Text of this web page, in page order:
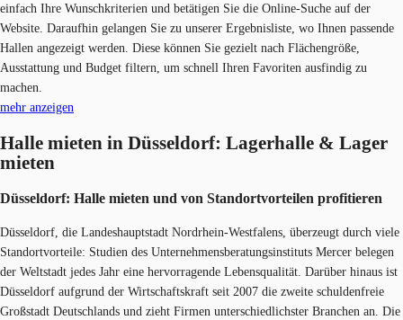
einfach Ihre Wunschkriterien und betätigen Sie die Online-Suche auf der
Website. Daraufhin gelangen Sie zu unserer Ergebnisliste, wo Ihnen passende
Hallen angezeigt werden. Diese können Sie gezielt nach Flächengröße,
Ausstattung und Budget filtern, um schnell Ihren Favoriten ausfindig zu
machen.
mehr anzeigen
Halle mieten in Düsseldorf: Lagerhalle & Lager
mieten
Düsseldorf: Halle mieten und von Standortvorteilen profitieren
Düsseldorf, die Landeshauptstadt Nordrhein-Westfalens, überzeugt durch viele
Standortvorteile: Studien des Unternehmensberatungsinstituts Mercer belegen
der Weltstadt jedes Jahr eine hervorragende Lebensqualität. Darüber hinaus ist
Düsseldorf aufgrund der Wirtschaftskraft seit 2007 die zweite schuldenfreie
Großstadt Deutschlands und zieht Firmen unterschiedlichster Branchen an. Die